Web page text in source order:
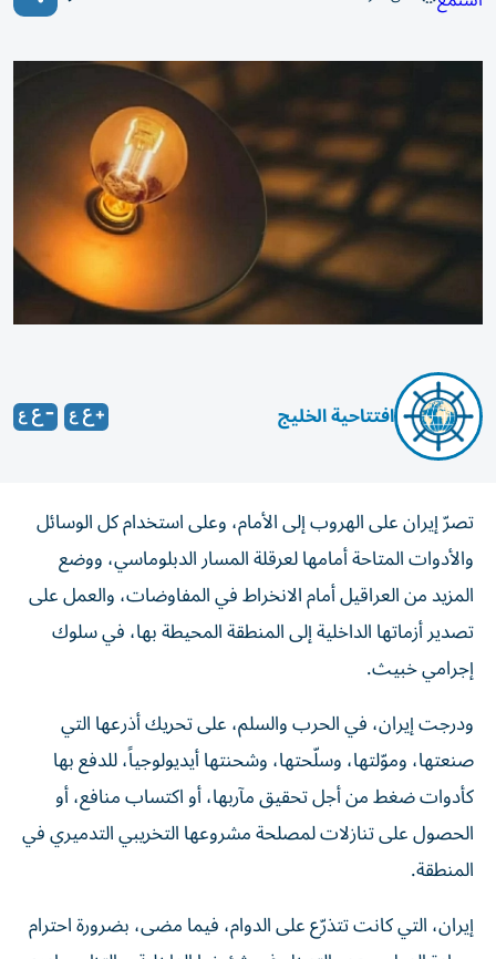
افتتاحية الخليج
تصرّ إيران على الهروب إلى الأمام، وعلى استخدام كل الوسائل
والأدوات المتاحة أمامها لعرقلة المسار الدبلوماسي، ووضع
المزيد من العراقيل أمام الانخراط في المفاوضات، والعمل على
تصدير أزماتها الداخلية إلى المنطقة المحيطة بها، في سلوك
إجرامي خبيث.
ودرجت إيران، في الحرب والسلم، على تحريك أذرعها التي
صنعتها، وموّلتها، وسلّحتها، وشحنتها أيديولوجياً، للدفع بها
كأدوات ضغط من أجل تحقيق مآربها، أو اكتساب منافع، أو
الحصول على تنازلات لمصلحة مشروعها التخريبي التدميري في
المنطقة.
إيران، التي كانت تتذرّع على الدوام، فيما مضى، بضرورة احترام